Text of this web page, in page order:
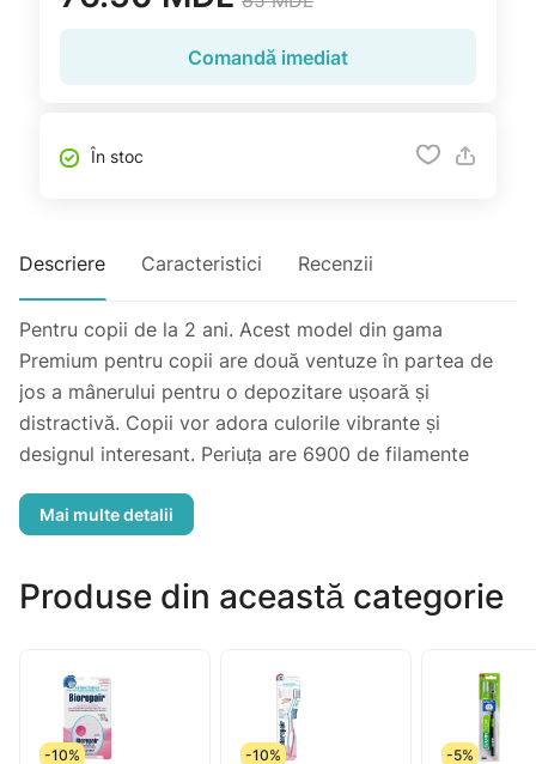
Comandă imediat
În stoc
Descriere Caracteristici Recenzii
Pentru copii de la 2 ani. Acest model din gama
Premium pentru copii are două ventuze în partea de
jos a mânerului pentru o depozitare ușoară și
distractivă. Copii vor adora culorile vibrante și
designul interesant. Periuța are 6900 de filamente
imperfecțiunile și reziduurile de placă pentru a preveni
Produse din această categorie
-10% -10% -5%